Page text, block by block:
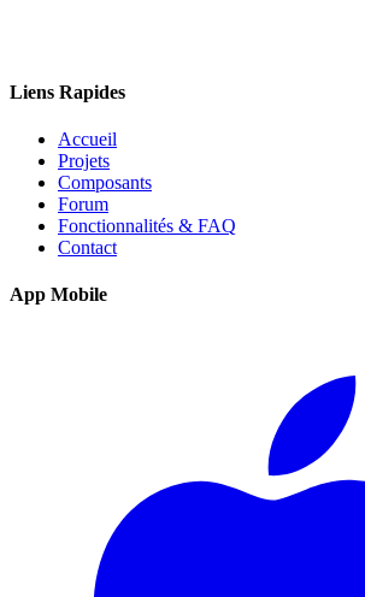
Liens Rapides
Accueil
Projets
Composants
Forum
Fonctionnalités & FAQ
Contact
App Mobile